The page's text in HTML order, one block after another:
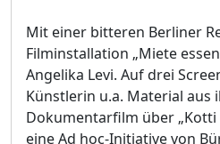
Mit einer bitteren Berliner
Filminstallation „Miete
Angelika Levi. Auf drei
Künstlerin u.a. Material aus
Dokumentarfilm über „Kotti
eine Ad hoc-Initiative von